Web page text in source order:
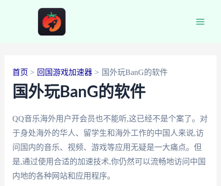
首页 回国游戏加速器 国外玩BanG的软件
国外玩BanG的软件
QQ音乐海外用户开会员也不能听,这已经不是个案了。对
于身处海外的华人、留学生和海外工作的中国人来说,访
问国内的音乐、视频、游戏等应用无疑是一大痛点。但
是,通过使用合适的加速技术,你仍然可以流畅地访问中国
内地的各种网站和应用程序。